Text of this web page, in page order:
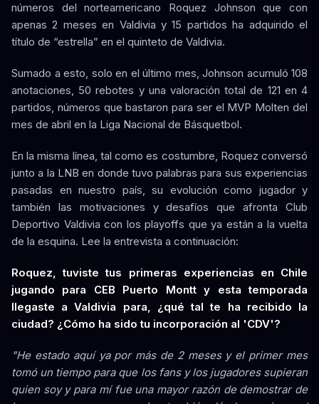
números del norteamericano Roquez Johnson que con
apenas 2 meses en Valdivia y 15 partidos ha adquirido el
título de “estrella” en el quinteto de Valdivia.
Sumado a esto, solo en el último mes, Johnson acumuló 108
anotaciones, 50 rebotes y una valoración total de 121 en 4
partidos, números que bastaron para ser el MVP Molten del
mes de abril en la Liga Nacional de Básquetbol.
En la misma línea, tal como es costumbre, Roquez conversó
junto a la LNB en donde tuvo palabras para sus experiencias
pasadas en nuestro país, su evolución como jugador y
también las motivaciones y desafíos que afronta Club
Deportivo Valdivia con los playoffs que ya están a la vuelta
de la esquina. Lee la entrevista a continuación:
Roquez, tuviste tus primeras experiencias en Chile
jugando para CEB Puerto Montt y esta temporada
llegaste a Valdivia para, ¿qué tal te ha recibido la
ciudad? ¿Cómo ha sido tu incorporación al 'CDV'?
"He estado aquí ya por más de 2 meses y el primer mes
tomó un tiempo para que los fans y los jugadores supieran
quien soy y para mí fue una mayor razón de demostrar de